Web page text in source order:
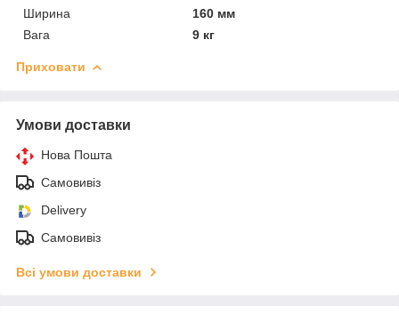
Ширина
160 мм
Вага
9 кг
Приховати
Умови доставки
Нова Пошта
Самовивіз
Delivery
Самовивіз
Всі умови доставки